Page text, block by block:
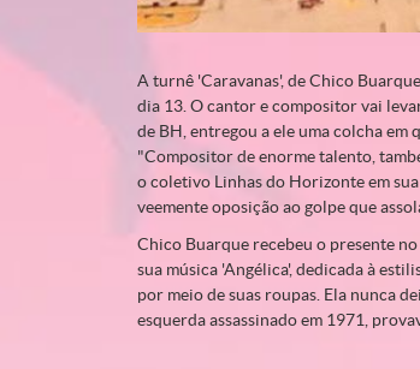
A turnê 'Caravanas', de Chico
dia 13. O cantor e compositor vai
de BH, entregou a ele uma colcha em
"Compositor de enorme talento,
o coletivo Linhas do Horizonte em
veemente oposição ao golpe que
Chico Buarque recebeu o presente
sua música 'Angélica', dedicada à
por meio de suas roupas. Ela nunca
esquerda assassinado em 1971,